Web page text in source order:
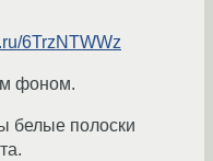
6TrzNTWWz
фоном.
белые полоски